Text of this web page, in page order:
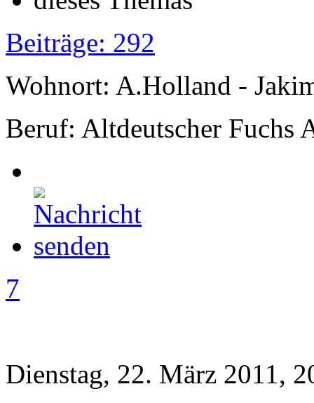
Beiträge: 292
Wohnort: A.Holland -
Beruf: Altdeutscher Fuchs
7
Dienstag, 22. März 2011,